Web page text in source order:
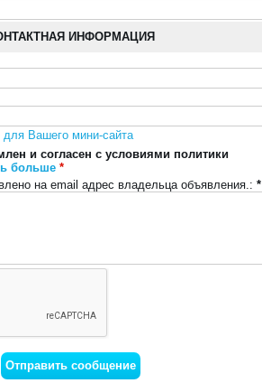
ИНФОРМАЦИЯ
Вашего мини-сайта
и согласен с условиями политики
больше *
на email адрес владельца объявления.:*